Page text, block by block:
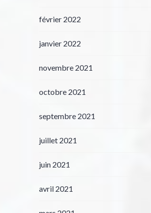
février 2022
janvier 2022
novembre 2021
octobre 2021
septembre 2021
juillet 2021
juin 2021
avril 2021